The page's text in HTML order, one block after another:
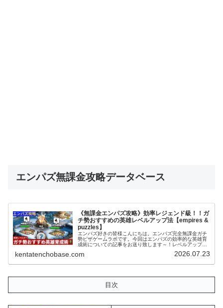
エンパズ無課金攻略データベース
《無課金エンパズ攻略》効率レジェンド級！！ガ
チ勢おすすめの英雄レベルアップ法【empires &
puzzles】
エンパズ好きの皆様こんにちは。エンパズ完全無課金ガチ
勢ピザゲームラボです。今回はエンパズの効率的な英雄育
成術についての記事をお送り致します～！レベルアップ効
window.adsbygoo...
kentatenchobase.com 2026.07.23
目次